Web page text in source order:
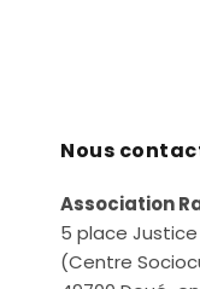
Nous
Association
5 place Justice
(Centre